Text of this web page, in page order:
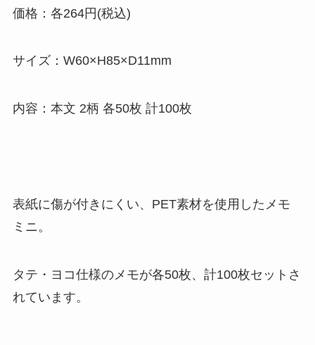
価格：各264円(税込)
サイズ：W60×H85×D11mm
内容：本文 2柄 各50枚 計100枚
表紙に傷が付きにくい、PET素材を使用したメモ
ミニ。
タテ・ヨコ仕様のメモが各50枚、計100枚セットさ
れています。